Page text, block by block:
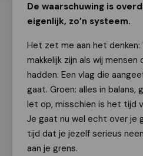
De waarschuwing is
eigenlijk, zo’n systeem.
Het zet me aan het
makkelijk zijn als wij mensen
hadden. Een vlag die
gaat. Groen: alles in balans,
let op, misschien is het tijd
Je gaat nu wel echt over je
tijd dat je jezelf serieus
aan je grens.